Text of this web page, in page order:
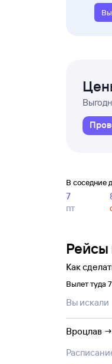
В соседние
7
пт
Рейсы
Как
Вылет туда
Вы искали
Вроцлав